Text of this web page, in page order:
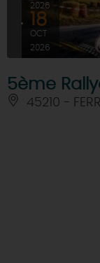
2026
18
OCT
2026
5ème
45210 -